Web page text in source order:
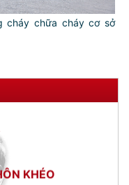
cháy chữa cháy cơ sở
THÀNH
KHÉO
Minh
1948.